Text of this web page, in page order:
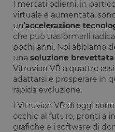
I mercati odierni, in
virtuale e aumentata,
un’accelerazione
che può trasformarli
pochi anni. Noi abbiamo
una soluzione
Vitruvian VR a quattro
adattarsi e prosperare in
rapida evoluzione.
I Vitruvian VR di oggi
occhio al futuro, pronti a
grafiche e i software di
I cookie strettamente
funzionalità principali del
dell'utente e la gestione
può essere utilizzato
strettamente necessari.
Nome
__cf_bm